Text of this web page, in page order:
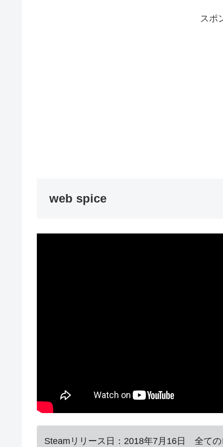
スポ
web spice
Steamリリース日：2018年7月16日 全ての